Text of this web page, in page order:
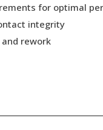
for optimal
integrity
rework